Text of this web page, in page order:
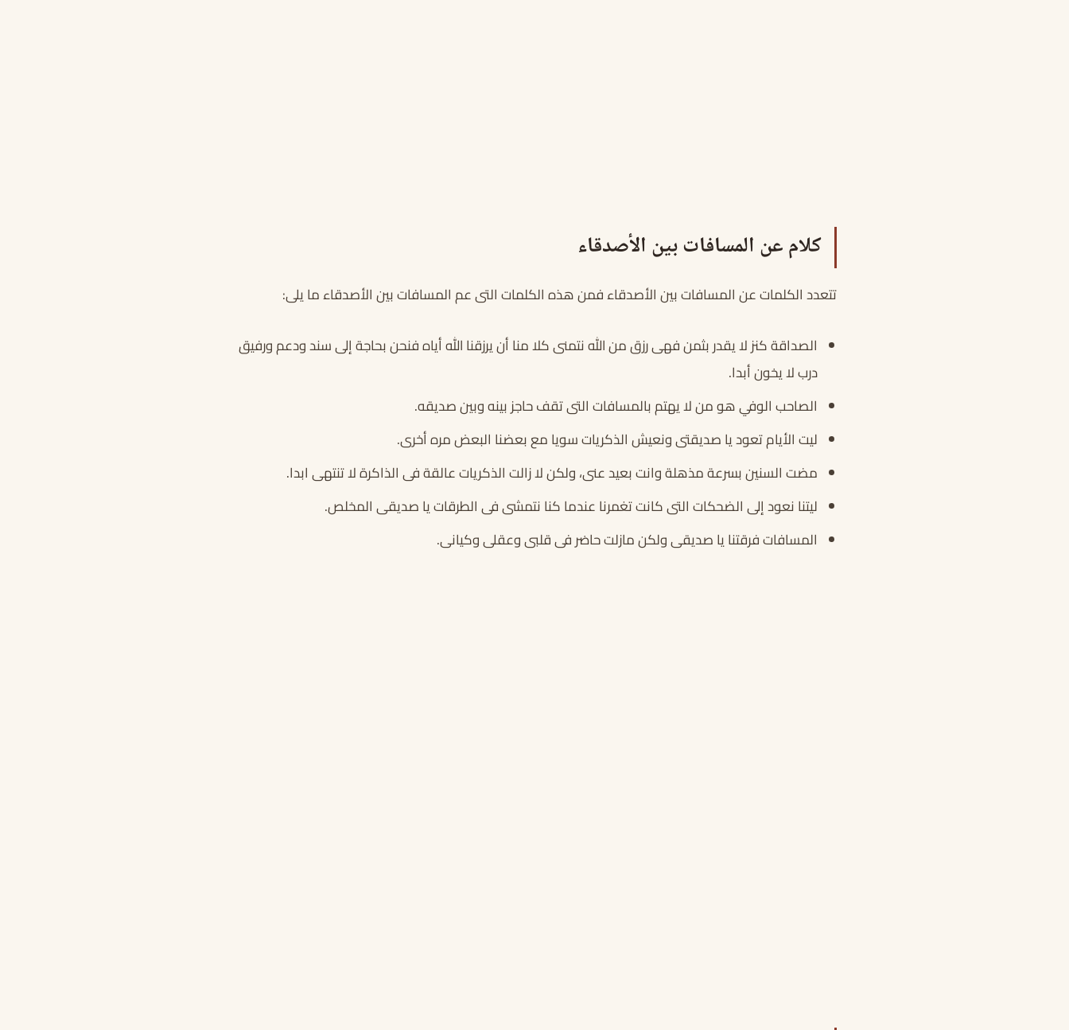
كلام عن المسافات بين الأصدقاء
تتعدد الكلمات عن المسافات بين الأصدقاء فمن هذه الكلمات التى عم المسافات بين الأصدقاء ما يلى:
الصداقة كنز لا يقدر بثمن فهى رزق من الله نتمنى كلا منا أن يرزقنا الله أياه فنحن بحاجة إلى سند ودعم ورفيق
درب لا يخون أبدا.
الصاحب الوفي هو من لا يهتم بالمسافات التى تقف حاجز بينه وبين صديقه.
ليت الأيام تعود يا صديقتى ونعيش الذكريات سويا مع بعضنا البعض مره أخرى.
مضت السنين بسرعة مذهلة وانت بعيد عنى، ولكن لا زالت الذكريات عالقة فى الذاكرة لا تنتهى ابدا.
ليتنا نعود إلى الضحكات التى كانت تغمرنا عندما كنا نتمشى فى الطرقات يا صديقى المخلص.
المسافات فرقتنا يا صديقى ولكن مازلت حاضر فى قلبى وعقلى وكيانى.